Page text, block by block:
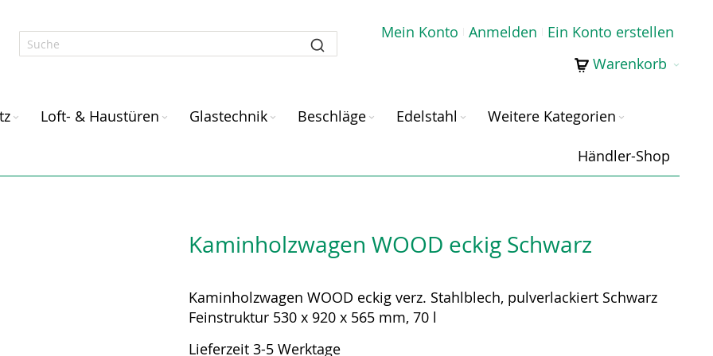
Mein Konto Anmelden
Ein Konto erstellen
Warenkorb
Loft- & Haustüren Glastechnik Beschläge Edelstahl Weitere Kategorien
Händler-Shop
Kaminholzwagen WOOD eckig Schwarz
Kaminholzwagen WOOD eckig verz. Stahlblech, pulverlackiert Schwarz
Feinstruktur 530 x 920 x 565 mm, 70 l
Lieferzeit 3-5 Werktage